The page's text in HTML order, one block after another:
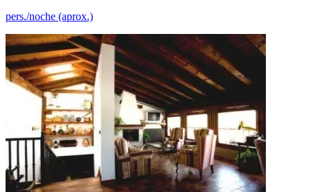
pers./noche (aprox.)